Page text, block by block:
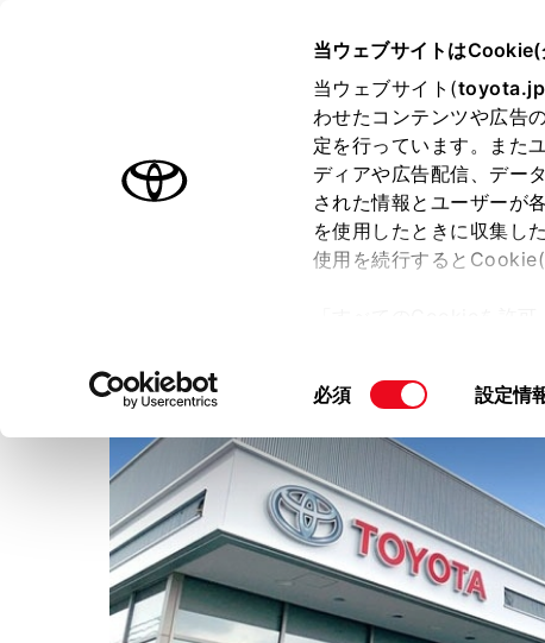
当ウェブサイトはCookie(
当ウェブサイト(toyota.jp
わせたコンテンツや広告
定を行っています。また
ディアや広告配信、デー
された情報とユーザーが
を使用したときに収集し
使用を続行すると
て」をご覧ください。
同
の
選
択
必須 設定情
オーナーサポート トピックス
店舗トップ